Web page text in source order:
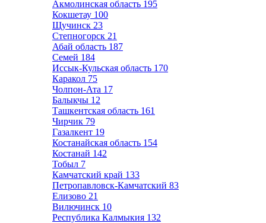
Акмолинская область 195
Кокшетау 100
Щучинск 23
Степногорск 21
Абай область 187
Семей 184
Иссык-Кульская область 170
Каракол 75
Чолпон-Ата 17
Балыкчы 12
Ташкентская область 161
Чирчик 79
Газалкент 19
Костанайская область 154
Костанай 142
Тобыл 7
Камчатский край 133
Петропавловск-Камчатский 83
Елизово 21
Вилючинск 10
Республика Калмыкия 132